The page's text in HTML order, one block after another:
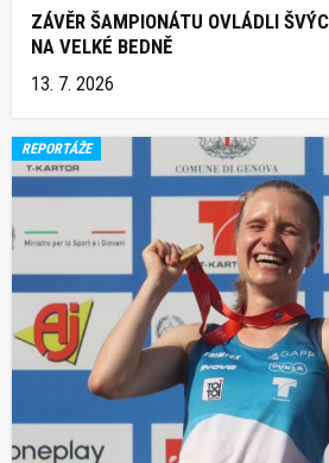
ZÁVĚR ŠAMPIONÁTU OVLÁDLI
NA VELKÉ BEDNĚ
13. 7. 2026
REPORTÁŽE